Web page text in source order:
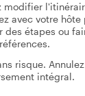
modifier
avec votre
des étapes ou
risque.
intégral.